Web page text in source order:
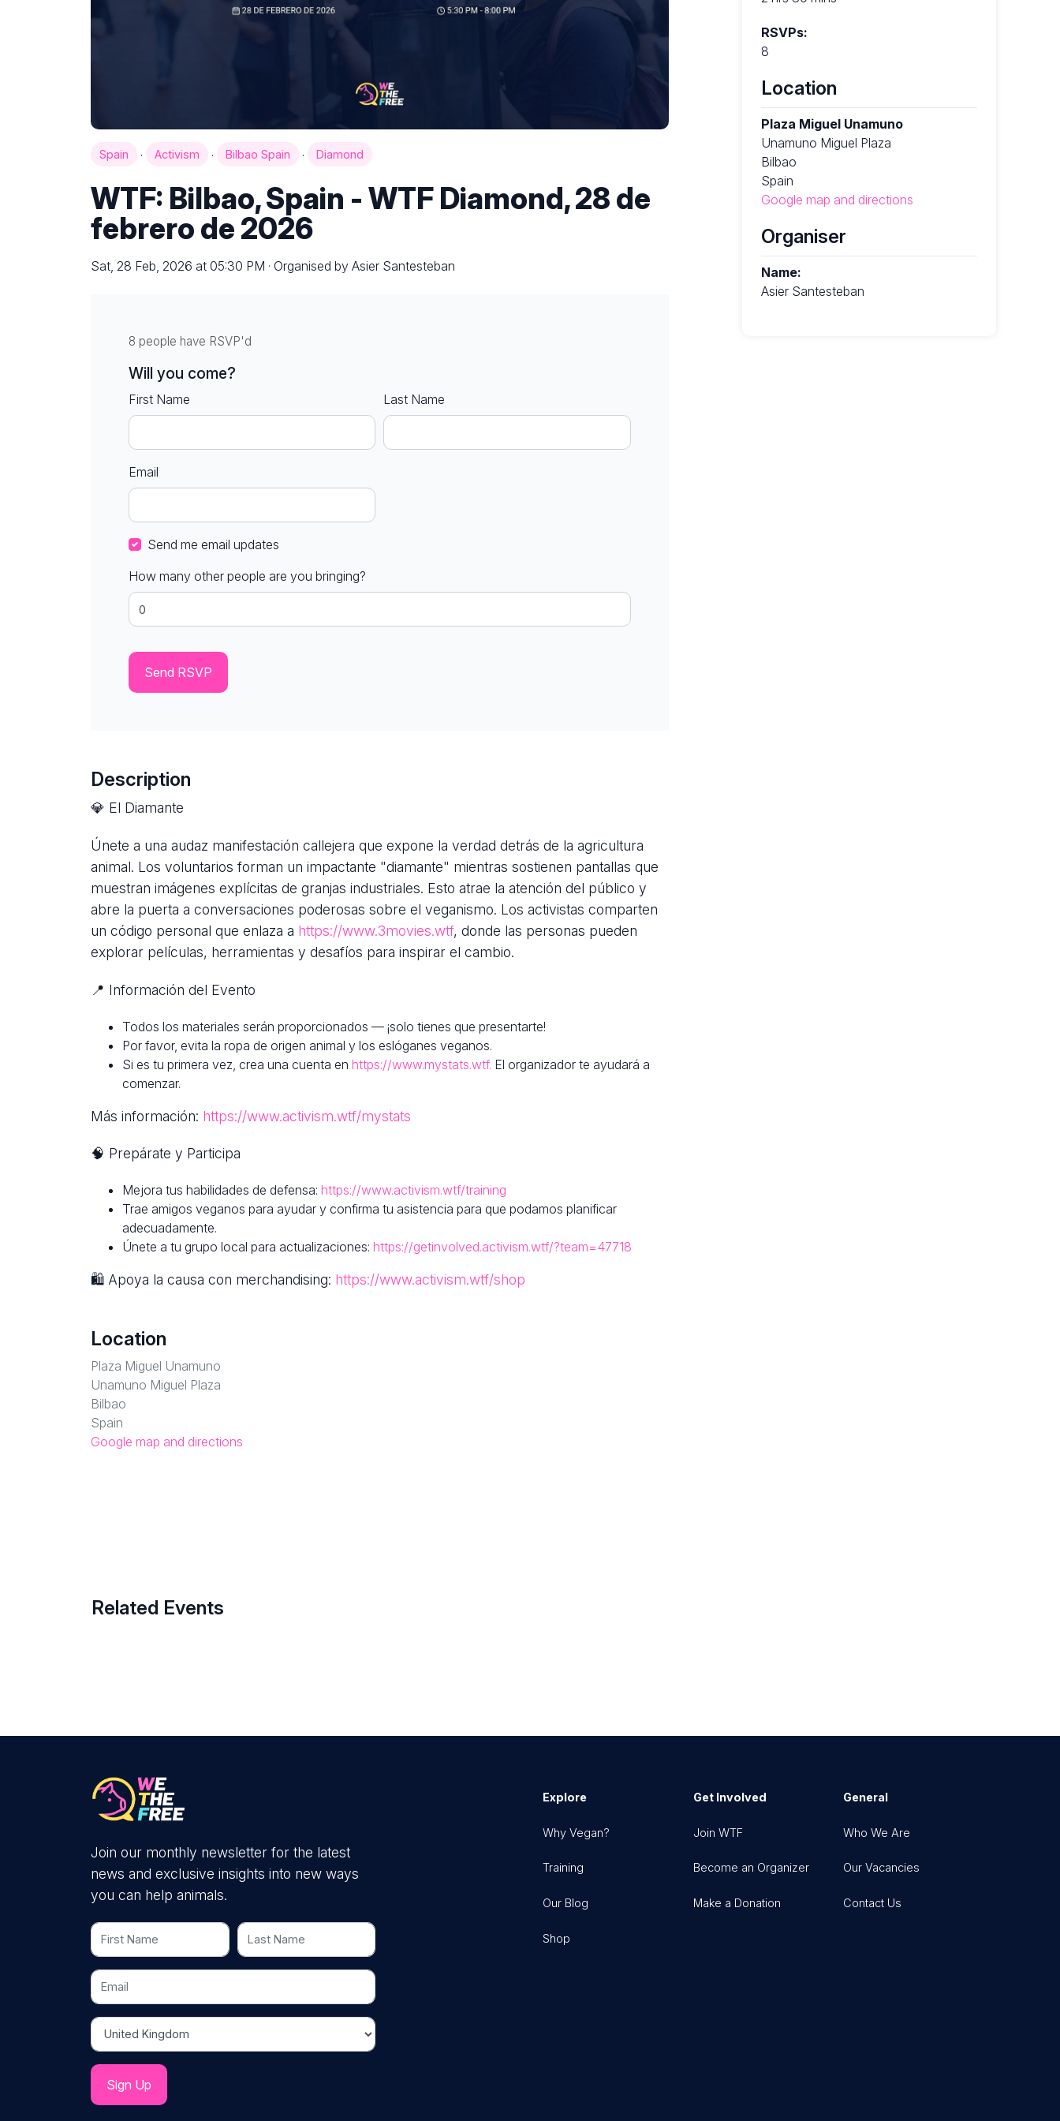
Spain · Activism · Bilbao Spain · Diamond
WTF: Bilbao, Spain - WTF Diamond, 28 de
febrero de 2026
Sat, 28 Feb, 2026 at 05:30 PM · Organised by Asier Santesteban
8 people have RSVP'd
Will you come?
First Name Last Name
Email
Send me email updates
How many other people are you bringing?
Description
💎 El Diamante
Únete a una audaz manifestación callejera que expone la verdad detrás de la agricultura
animal. Los voluntarios forman un impactante "diamante" mientras sostienen pantallas que
muestran imágenes explícitas de granjas industriales. Esto atrae la atención del público y
abre la puerta a conversaciones poderosas sobre el veganismo. Los activistas comparten
un código personal que enlaza a https://www.3movies.wtf, donde las personas pueden
explorar películas, herramientas y desafíos para inspirar el cambio.
📍 Información del Evento
Todos los materiales serán proporcionados — ¡solo tienes que presentarte!
Por favor, evita la ropa de origen animal y los eslóganes veganos.
Si es tu primera vez, crea una cuenta en https://www.mystats.wtf. El organizador te ayudará a
comenzar.
Más información: https://www.activism.wtf/mystats
🧠 Prepárate y Participa
Mejora tus habilidades de defensa: https://www.activism.wtf/training
Trae amigos veganos para ayudar y confirma tu asistencia para que podamos planificar
adecuadamente.
Únete a tu grupo local para actualizaciones: https://getinvolved.activism.wtf/?team=47718
🛍 Apoya la causa con merchandising: https://www.activism.wtf/shop
Location
Plaza Miguel Unamuno
Unamuno Miguel Plaza
Bilbao
Spain
Google map and directions
RSVPs:
8
Location
Plaza Miguel Unamuno
Unamuno Miguel Plaza
Bilbao
Spain
Google map and directions
Organiser
Name:
Asier Santesteban
Related Events
Join our monthly newsletter for the latest
news and exclusive insights into new ways
you can help animals.
First Name Last Name
Email
Country
Explore
Why Vegan?
Training
Our Blog
Shop
Get Involved
Join WTF
Become an Organizer
Make a Donation
General
Who We Are
Our Vacancies
Contact Us